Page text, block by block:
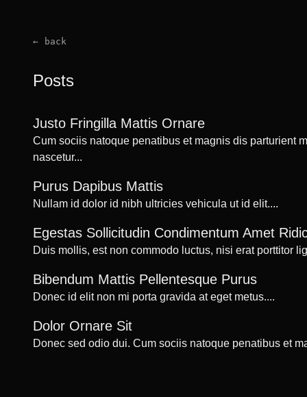
← back
Posts
Justo Fringilla Mattis Ornare
Cum sociis natoque penatibus et magnis dis parturient
nascetur...
Purus Dapibus Mattis
Nullam id dolor id nibh ultricies vehicula ut id elit....
Egestas Sollicitudin Condimentum Amet
Duis mollis, est non commodo luctus, nisi erat porttitor
Bibendum Mattis Pellentesque Purus
Donec id elit non mi porta gravida at eget metus....
Dolor Ornare Sit
Donec sed odio dui. Cum sociis natoque penatibus et